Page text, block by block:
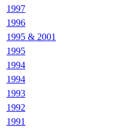
1997
1996
1995 & 2001
1995
1994
1994
1993
1992
1991